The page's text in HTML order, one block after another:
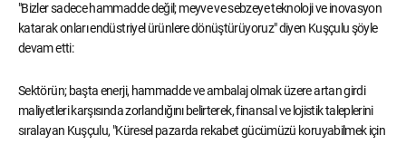
"Bizler sadece hammadde değil; meyve ve sebzeye teknoloji ve inovasyon
katarak onları endüstriyel ürünlere dönüştürüyoruz" diyen Kuşçulu şöyle
devam etti:
Sektörün; başta enerji, hammadde ve ambalaj olmak üzere artan girdi
maliyetleri karşısında zorlandığını belirterek, finansal ve lojistik taleplerini
sıralayan Kuşçulu, "Küresel pazarda rekabet gücümüzü koruyabilmek için